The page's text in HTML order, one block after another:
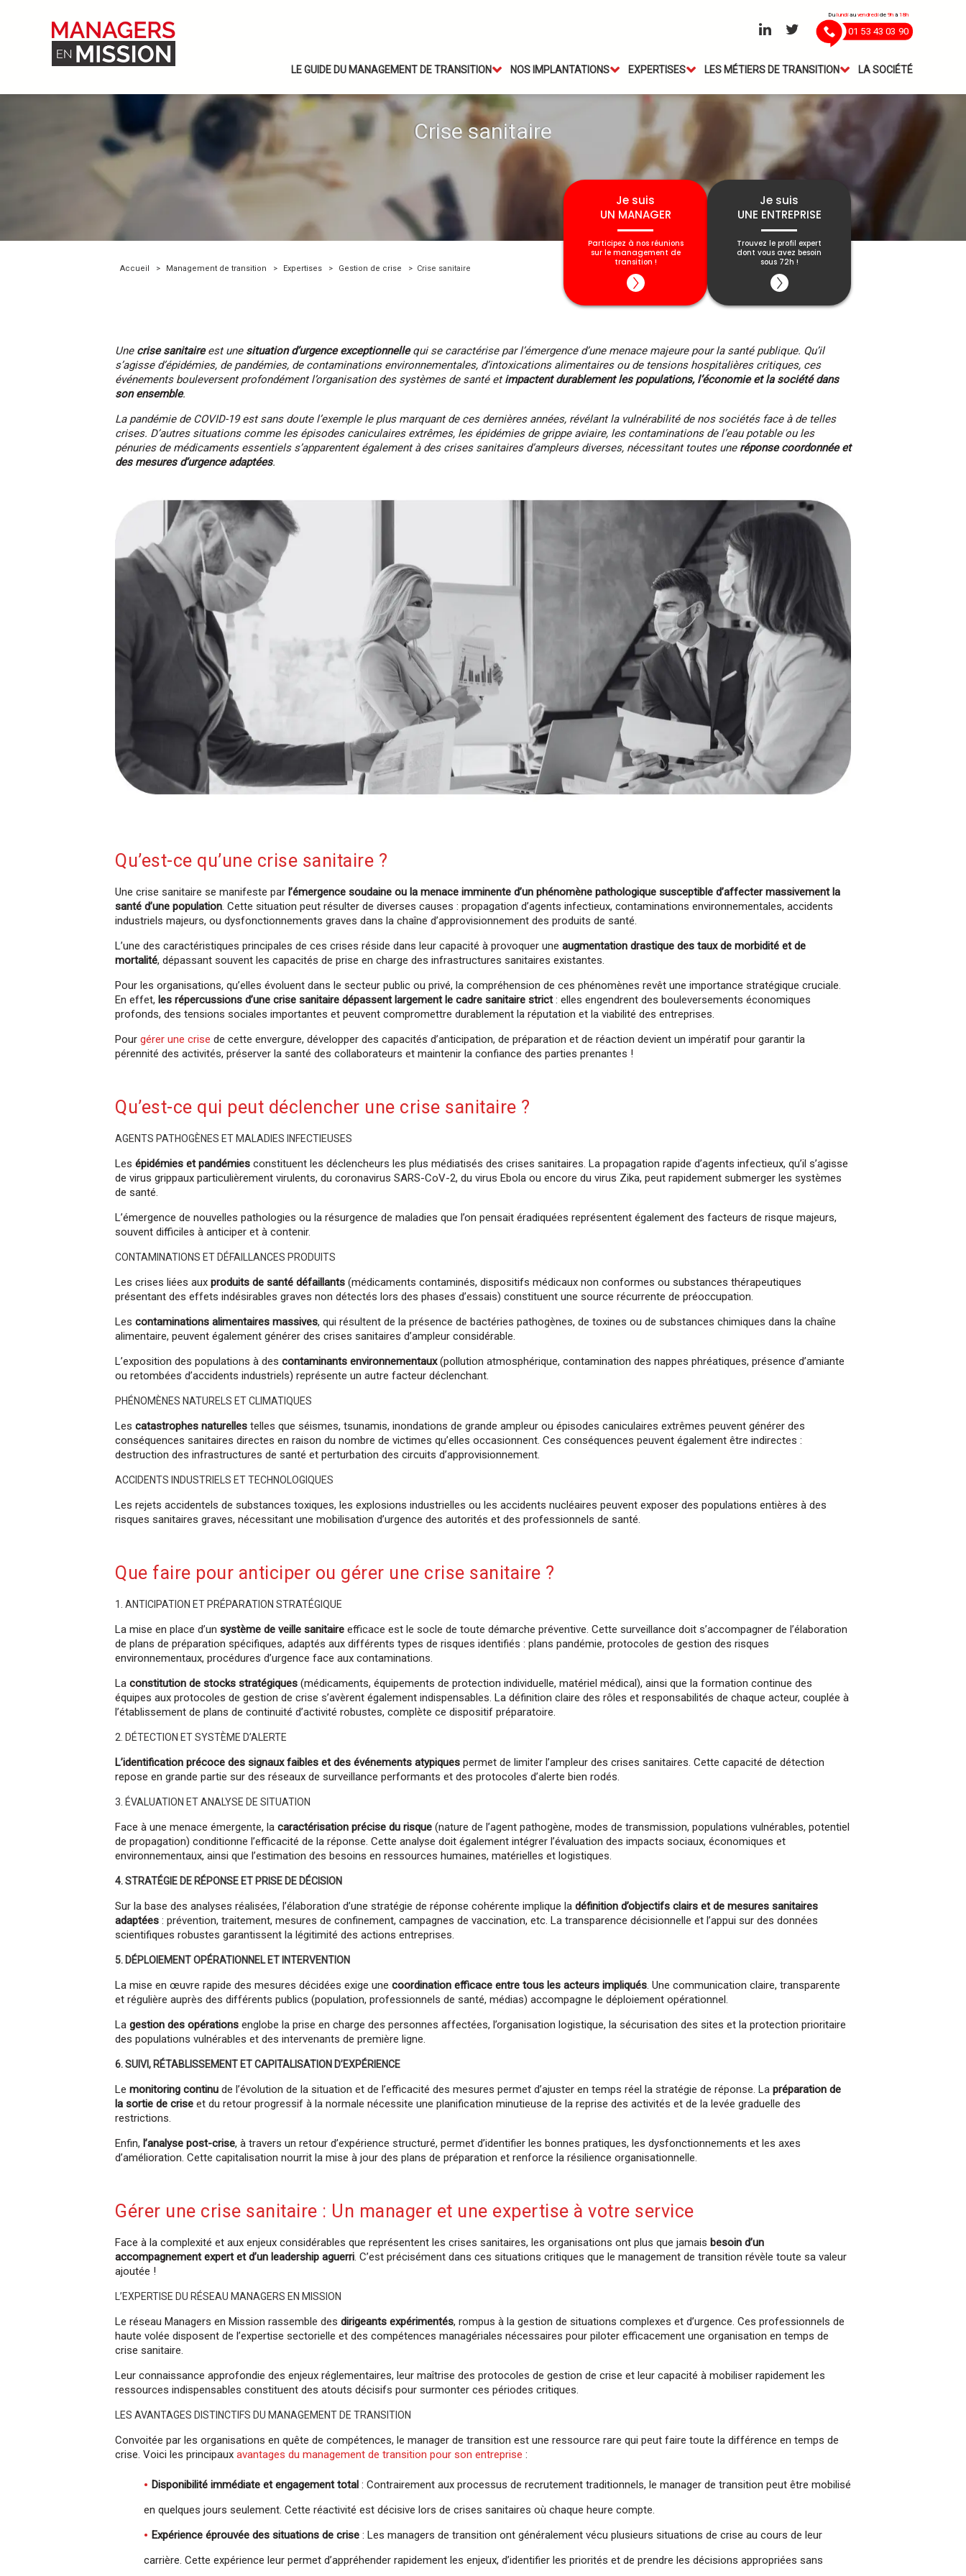
Du lundiau vendredide9h à18h
01 53 43 03 90
LE GUIDE DU MANAGEMENT DE TRANSITION NOS IMPLANTATIONS EXPERTISES LES MÉTIERS DE TRANSITION LA SOCIÉTÉ
Crise sanitaire
Je suis
UN MANAGER
Participez à nos réunions
sur le management de
transition !
Je suis
UNE ENTREPRISE
Trouvez le profil expert
dont vous avez besoin
sous 72h !
Accueil Management de transition Expertises Gestion de crise Crise sanitaire
Une crise sanitaireest une situation d’urgence exceptionnellequi se caractérise par l’émergence d’une menace majeure pour la santé publique. Qu’il
s’agisse d’épidémies, de pandémies, de contaminations environnementales, d’intoxications alimentaires ou de tensions hospitalières critiques, ces
événements bouleversent profondément l’organisation des systèmes de santé etimpactent durablement les populations, l’économie et la société dans
son ensemble.
La pandémie de COVID-19 est sans doute l’exemple le plus marquant de ces dernières années, révélant la vulnérabilité de nos sociétés face à de telles
crises. D’autres situations comme les épisodes caniculaires extrêmes, les épidémies de grippe aviaire, les contaminations de l’eau potable ou les
pénuries de médicaments essentiels s’apparentent également à des crises sanitaires d’ampleurs diverses, nécessitant toutes une réponse coordonnée et
des mesures d’urgence adaptées.
Qu’est-ce qu’une crise sanitaire ?
Une crise sanitaire se manifeste par l’émergence soudaine ou la menace imminente d’un phénomène pathologique susceptible d’affecter massivement la
santé d’une population. Cette situation peut résulter de diverses causes : propagation d’agents infectieux, contaminations environnementales, accidents
industriels majeurs, ou dysfonctionnements graves dans la chaîne d’approvisionnement des produits de santé.
L’une des caractéristiques principales de ces crises réside dans leur capacité à provoquer une augmentation drastique des taux de morbidité et de
mortalité, dépassant souvent les capacités de prise en charge des infrastructures sanitaires existantes.
Pour les organisations, qu’elles évoluent dans le secteur public ou privé, la compréhension de ces phénomènes revêt une importance stratégique cruciale.
En effet, les répercussions d’une crise sanitaire dépassent largement le cadre sanitaire strict: elles engendrent des bouleversements économiques
profonds, des tensions sociales importantes et peuvent compromettre durablement la réputation et la viabilité des entreprises.
Pour gérer une crise de cette envergure, développer des capacités d’anticipation, de préparation et de réaction devient un impératif pour garantir la
pérennité des activités, préserver la santé des collaborateurs et maintenir la confiance des parties prenantes !
Qu’est-ce qui peut déclencher une crise sanitaire ?
AGENTS PATHOGÈNES ET MALADIES INFECTIEUSES
Les épidémies et pandémies constituent les déclencheurs les plus médiatisés des crises sanitaires. La propagation rapide d’agents infectieux, qu’il s’agisse
de virus grippaux particulièrement virulents, du coronavirus SARS-CoV-2, du virus Ebola ou encore du virus Zika, peut rapidement submerger les systèmes
de santé.
L’émergence de nouvelles pathologies ou la résurgence de maladies que l’on pensait éradiquées représentent également des facteurs de risque majeurs,
souvent difficiles à anticiper et à contenir.
CONTAMINATIONS ET DÉFAILLANCES PRODUITS
Les crises liées aux produits de santé défaillants (médicaments contaminés, dispositifs médicaux non conformes ou substances thérapeutiques
présentant des effets indésirables graves non détectés lors des phases d’essais) constituent une source récurrente de préoccupation.
Les contaminations alimentaires massives, qui résultent de la présence de bactéries pathogènes, de toxines ou de substances chimiques dans la chaîne
alimentaire, peuvent également générer des crises sanitaires d’ampleur considérable.
L’exposition des populations à des contaminants environnementaux(pollution atmosphérique, contamination des nappes phréatiques, présence d’amiante
ou retombées d’accidents industriels) représente un autre facteur déclenchant.
PHÉNOMÈNES NATURELS ET CLIMATIQUES
Les catastrophes naturelles telles que séismes, tsunamis, inondations de grande ampleur ou épisodes caniculaires extrêmes peuvent générer des
conséquences sanitaires directes en raison du nombre de victimes qu’elles occasionnent. Ces conséquences peuvent également être indirectes :
destruction des infrastructures de santé et perturbation des circuits d’approvisionnement.
ACCIDENTS INDUSTRIELS ET TECHNOLOGIQUES
Les rejets accidentels de substances toxiques, les explosions industrielles ou les accidents nucléaires peuvent exposer des populations entières à des
risques sanitaires graves, nécessitant une mobilisation d’urgence des autorités et des professionnels de santé.
Que faire pour anticiper ou gérer une crise sanitaire ?
1. ANTICIPATION ET PRÉPARATION STRATÉGIQUE
La mise en place d’un système de veille sanitaire efficace est le socle de toute démarche préventive. Cette surveillance doit s’accompagner de l’élaboration
de plans de préparation spécifiques, adaptés aux différents types de risques identifiés : plans pandémie, protocoles de gestion des risques
environnementaux, procédures d’urgence face aux contaminations.
La constitution de stocks stratégiques (médicaments, équipements de protection individuelle, matériel médical), ainsi que la formation continue des
équipes aux protocoles de gestion de crise s’avèrent également indispensables. La définition claire des rôles et responsabilités de chaque acteur, couplée à
l’établissement de plans de continuité d’activité robustes, complète ce dispositif préparatoire.
2. DÉTECTION ET SYSTÈME D’ALERTE
L’identification précoce des signaux faibles et des événements atypiques permet de limiter l’ampleur des crises sanitaires. Cette capacité de détection
repose en grande partie sur des réseaux de surveillance performants et des protocoles d’alerte bien rodés.
3. ÉVALUATION ET ANALYSE DE SITUATION
Face à une menace émergente, la caractérisation précise du risque (nature de l’agent pathogène, modes de transmission, populations vulnérables, potentiel
de propagation) conditionne l’efficacité de la réponse. Cette analyse doit également intégrer l’évaluation des impacts sociaux, économiques et
environnementaux, ainsi que l’estimation des besoins en ressources humaines, matérielles et logistiques.
4. STRATÉGIE DE RÉPONSE ET PRISE DE DÉCISION
Sur la base des analyses réalisées, l’élaboration d’une stratégie de réponse cohérente implique la définition d’objectifs clairs et de mesures sanitaires
adaptées : prévention, traitement, mesures de confinement, campagnes de vaccination, etc. La transparence décisionnelle et l’appui sur des données
scientifiques robustes garantissent la légitimité des actions entreprises.
5. DÉPLOIEMENT OPÉRATIONNEL ET INTERVENTION
La mise en œuvre rapide des mesures décidées exige une coordination efficace entre tous les acteurs impliqués. Une communication claire, transparente
et régulière auprès des différents publics (population, professionnels de santé, médias) accompagne le déploiement opérationnel.
La gestion des opérations englobe la prise en charge des personnes affectées, l’organisation logistique, la sécurisation des sites et la protection prioritaire
des populations vulnérables et des intervenants de première ligne.
6. SUIVI, RÉTABLISSEMENT ET CAPITALISATION D’EXPÉRIENCE
Le monitoring continu de l’évolution de la situation et de l’efficacité des mesures permet d’ajuster en temps réel la stratégie de réponse. La préparation de
la sortie de crise et du retour progressif à la normale nécessite une planification minutieuse de la reprise des activités et de la levée graduelle des
restrictions.
Enfin, l’analyse post-crise, à travers un retour d’expérience structuré, permet d’identifier les bonnes pratiques, les dysfonctionnements et les axes
d’amélioration. Cette capitalisation nourrit la mise à jour des plans de préparation et renforce la résilience organisationnelle.
Gérer une crise sanitaire : Un manager et une expertise à votre service
Face à la complexité et aux enjeux considérables que représentent les crises sanitaires, les organisations ont plus que jamais besoin d’un
accompagnement expert et d’un leadership aguerri. C’est précisément dans ces situations critiques que le management de transition révèle toute sa valeur
ajoutée !
L’EXPERTISE DU RÉSEAU MANAGERS EN MISSION
Le réseau Managers en Mission rassemble des dirigeants expérimentés, rompus à la gestion de situations complexes et d’urgence. Ces professionnels de
haute volée disposent de l’expertise sectorielle et des compétences managériales nécessaires pour piloter efficacement une organisation en temps de
crise sanitaire.
Leur connaissance approfondie des enjeux réglementaires, leur maîtrise des protocoles de gestion de crise et leur capacité à mobiliser rapidement les
ressources indispensables constituent des atouts décisifs pour surmonter ces périodes critiques.
LES AVANTAGES DISTINCTIFS DU MANAGEMENT DE TRANSITION
Convoitée par les organisations en quête de compétences, le manager de transition est une ressource rare qui peut faire toute la différence en temps de
crise. Voici les principaux avantages du management de transition pour son entreprise :
Disponibilité immédiate et engagement total : Contrairement aux processus de recrutement traditionnels, le manager de transition peut être mobilisé
en quelques jours seulement. Cette réactivité est décisive lors de crises sanitaires où chaque heure compte.
Expérience éprouvée des situations de crise : Les managers de transition ont généralement vécu plusieurs situations de crise au cours de leur
carrière. Cette expérience leur permet d’appréhender rapidement les enjeux, d’identifier les priorités et de prendre les décisions appropriées sans
lors de
nos réunions d'informations en ligne
de transition, le portage salarial et le fonctionnement
et laissez-vous guider par nos managing partners.
Sourires :), conseils et informations concrètes
garanties.